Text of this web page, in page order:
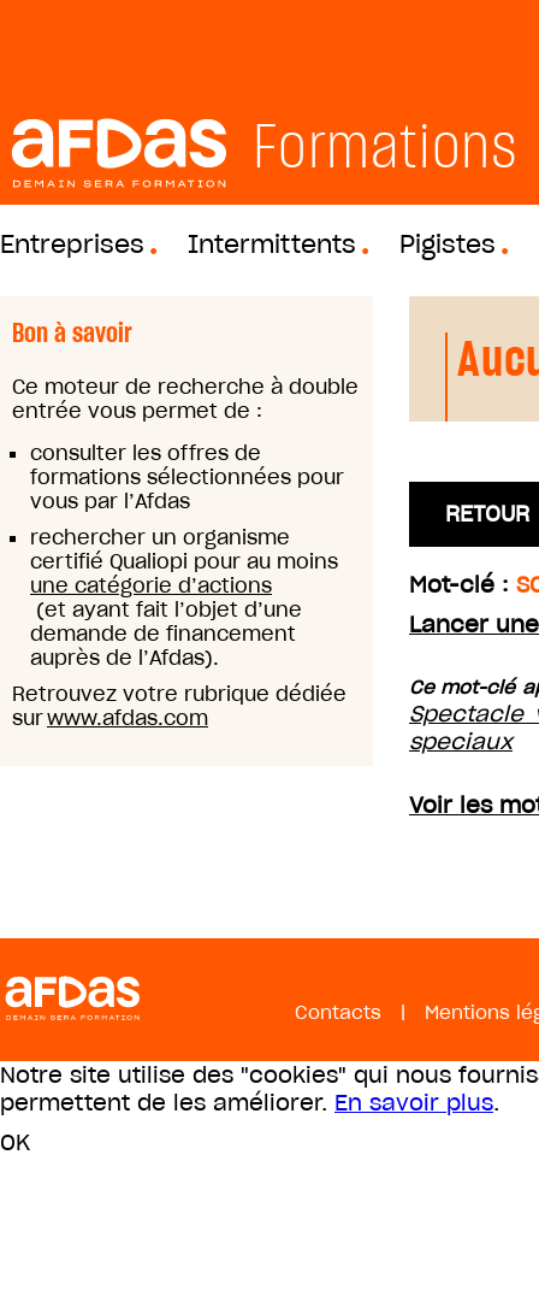
Formations
Entreprises Intermittents Pigistes
Bon à savoir
Ce moteur de recherche à double
entrée vous permet de :
consulter les offres de
formations sélectionnées pour
vous par l’Afdas
rechercher un organisme
certifié Qualiopi pour au moins
une catégorie d’actions
(et ayant fait l’objet d’une
demande de financement
auprès de l’Afdas).
Retrouvez votre rubrique dédiée
surwww.afdas.com
RETOUR
Mot-clé :
Lancer
Ce mot-clé
Spectacle
speciaux
Voir les
Contacts | Mentions
Notre site utilise des "cookies" qui nous
permettent de les améliorer. En savoir plus.
OK